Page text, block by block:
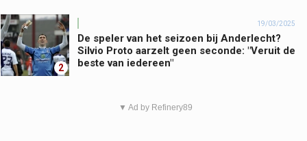
2
19/03/2025
De speler van het seizoen bij Anderlecht?
Silvio Proto aarzelt geen seconde: "Veruit de
beste van iedereen"
▼ Ad by Refinery89